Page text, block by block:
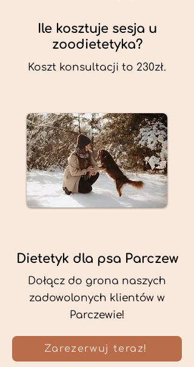
Ile kosztuje sesja u
zoodietetyka?
Koszt konsultacji to 230zł.
Dietetyk dla psa Parczew
Dołącz do grona naszych
zadowolonych klientów w
Parczewie!
Zarezerwuj teraz!